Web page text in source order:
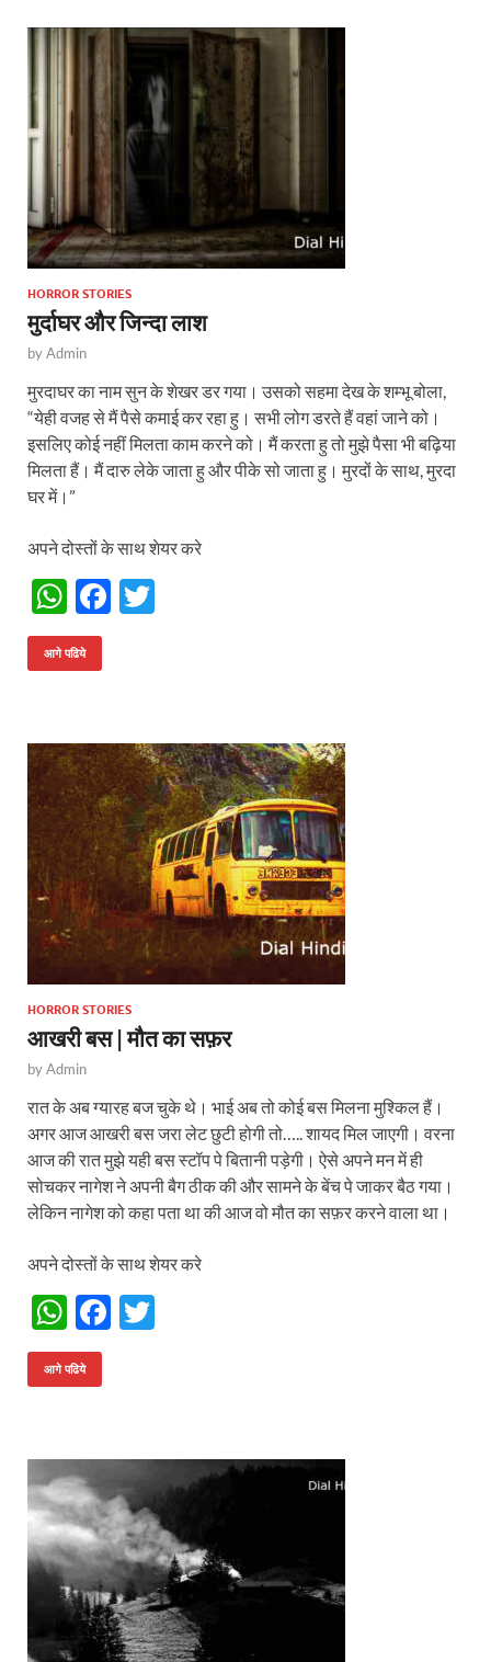
HORROR STORIES
मुर्दाघर और जिन्दा लाश
byAdmin
मुरदाघर का नाम सुन के शेखर डर गया। उसको सहमा देख के शम्भू बोला,
“येही वजह से मैं पैसे कमाई कर रहा हु। सभी लोग डरते हैं वहां जाने को।
इसलिए कोई नहीं मिलता काम करने को। मैं करता हु तो मुझे पैसा भी बढ़िया
मिलता हैं। मैं दारु लेके जाता हु और पीके सो जाता हु। मुरदों के साथ, मुरदा
घर में।”
अपने दोस्तों के साथ शेयर करे
W
h
at
A
p
p
F
o
o
k
आगे पढिये
HORROR STORIES
आखरी बस | मौत का सफ़र
byAdmin
रात के अब ग्यारह बज चुके थे। भाई अब तो कोई बस मिलना मुश्किल हैं।
अगर आज आखरी बस जरा लेट छुटी होगी तो….. शायद मिल जाएगी। वरना
आज की रात मुझे यही बस स्टॉप पे बितानी पड़ेगी। ऐसे अपने मन में ही
सोचकर नागेश ने अपनी बैग ठीक की और सामने के बेंच पे जाकर बैठ गया।
लेकिन नागेश को कहा पता था की आज वो मौत का सफ़र करने वाला था।
अपने दोस्तों के साथ शेयर करे
W
h
at
A
p
p
F
o
o
k
आगे पढिये